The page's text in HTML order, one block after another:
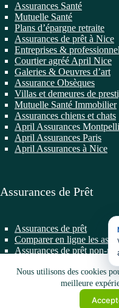
Nous utilisons des cookies
meilleure
Assurances Santé
Mutuelle Santé
Plans d’épargne retraite
Assurances de prêt à Nice
Entreprises &
Courtier agréé April Nice
Galeries & Oeuvres d’art
Assurance Obsèques
Villas et demeures de
Mutuelle Santé Immobilier
Assurances chiens et chats
April Assurances
April Assurances Paris
April Assurances à Nice
Assurances de Prêt
Assurances de prêt
Comparer en ligne les
Assurances de prêt non-
Changer d’Assurance de
Prêts professionnels
Prêts Immobiliers
Assurances de prêt VIP
Politique